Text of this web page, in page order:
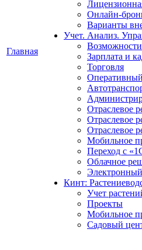
Главная
Онлайн-
Варианты
Учет. Анализ.
Возможности
Зарплата и
Торговля
Отраслевое
Отраслевое
Отраслевое
Мобильное
Переход с
Облачное
Кинт:
Учет
Проекты
Мобильное
Садовый